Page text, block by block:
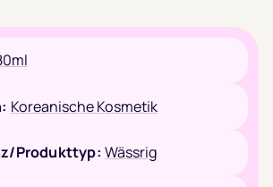
Koreanische Kosmetik
Produkttyp: Wässrig